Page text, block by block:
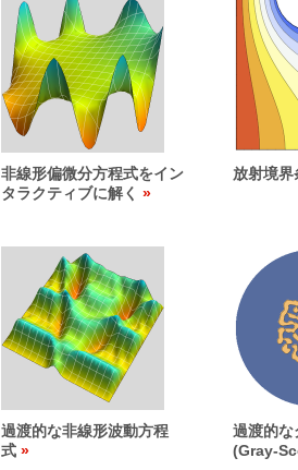
非線形偏微分方程式をイン
タラクティブに解く
放射境界
過渡的な非線形波動方程
式
過渡的な
(Gray-